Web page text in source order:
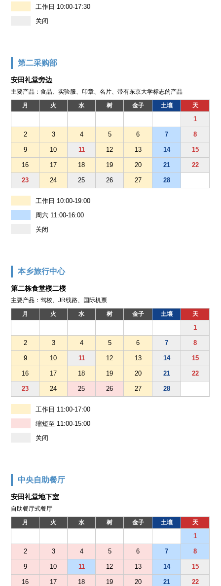
工作日 10:00-17:30
关闭
第二采购部
安田礼堂旁边
主要产品：食品、实验服、印章、名片、带有东京大学标志的产品
月 火 水 树 金子 土壤 天
1
2 3 4 5 6 7 8
9 10 11 12 13 14 15
16 17 18 19 20 21 22
23 24 25 26 27 28
工作日 10:00-19:00
周六 11:00-16:00
关闭
本乡旅行中心
第二栋食堂楼二楼
主要产品：驾校、JR线路、国际机票
月 火 水 树 金子 土壤 天
1
2 3 4 5 6 7 8
9 10 11 12 13 14 15
16 17 18 19 20 21 22
23 24 25 26 27 28
工作日 11:00-17:00
缩短至 11:00-15:00
关闭
中央自助餐厅
安田礼堂地下室
自助餐厅式餐厅
月 火 水 树 金子 土壤 天
1
2 3 4 5 6 7 8
9 10 11 12 13 14 15
16 17 18 19 20 21 22